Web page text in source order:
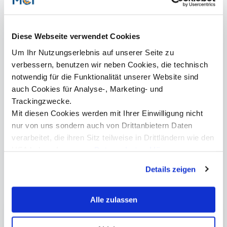
Diese Webseite verwendet Cookies
Um Ihr Nutzungserlebnis auf unserer Seite zu
verbessern, benutzen wir neben Cookies, die technisch
notwendig für die Funktionalität unserer Website sind
auch Cookies für Analyse-, Marketing- und
Trackingzwecke.
Mit diesen Cookies werden mit Ihrer Einwilligung nicht
nur von uns sondern auch von Drittanbietern Daten
verarbeitet, die ihren Sitz teilweise in Drittländern wie den
erklären Ihnen genau, was eine Datenübermittlung in die
USA bedeuten kann.
Details zeigen
Alle zulassen
während das Institut für Mechatronik an der Universität
Modulen und Energy Harvesting Konzepten zur Verfügung
Erfahrung in Hoch- und Tiefbau sowie Spezialbauten im
hochalpinen Raum, übernimmt die Einrichtung von
Testumgebungen und die Montage der Messeinheiten.
Hangverbauungen und Steinschlagnetze sind kostenintensive
Möglichkeiten, Infrastruktur vor Naturgefahren zu schützen. © GMD
Mehr Informationen
Electronics & Data Analytics